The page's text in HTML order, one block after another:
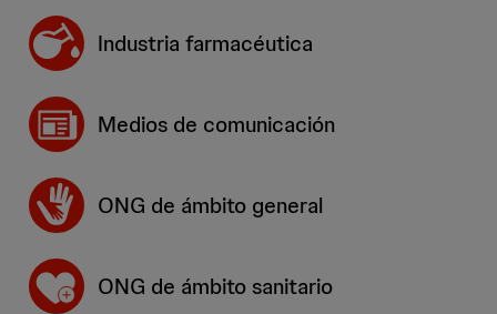
Industria farmacéutica
Medios de comunicación
ONG de ámbito general
ONG de ámbito sanitario